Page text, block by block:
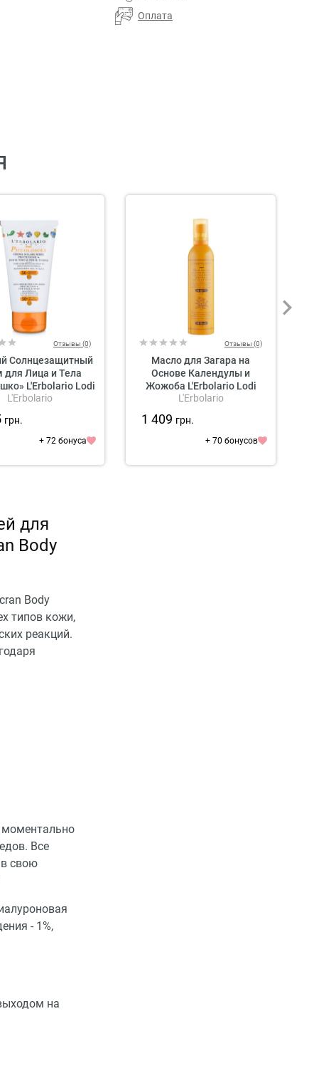
Оплата
Отзывы (0)
Солнцезащитный
для Лица и Тела
L'Erbolario Lodi
Sun Cream for
L'Erbolario
грн.
+ 72 бонуса
Отзывы (0)
Масло для Загара на
Основе Календулы и
Жожоба L'Erbolario Lodi
Elasticising Sun Oil with
Hull SPF6
L'Erbolario
1 409 грн.
+ 70 бонусов
для
Body
Body
типов кожи,
реакций.
моментально
Все
свою
- 1%,
на